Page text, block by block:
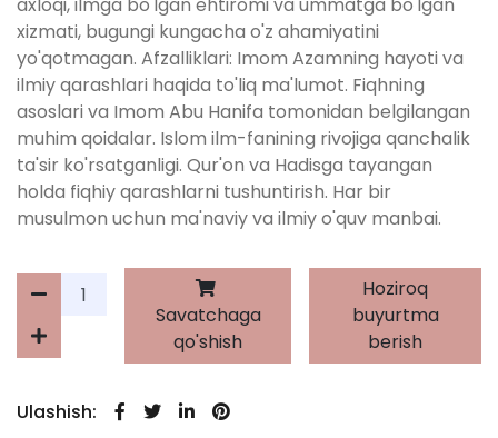
axloqi, ilmga bo'lgan ehtiromi va ummatga bo'lgan
xizmati, bugungi kungacha o'z ahamiyatini
yo'qotmagan. Afzalliklari: Imom Azamning hayoti va
ilmiy qarashlari haqida to'liq ma'lumot. Fiqhning
asoslari va Imom Abu Hanifa tomonidan belgilangan
muhim qoidalar. Islom ilm-fanining rivojiga qanchalik
ta'sir ko'rsatganligi. Qur'on va Hadisga tayangan
holda fiqhiy qarashlarni tushuntirish. Har bir
musulmon uchun ma'naviy va ilmiy o'quv manbai.
Savatchaga
qo'shish
Hoziroq
buyurtma
berish
Ulashish: